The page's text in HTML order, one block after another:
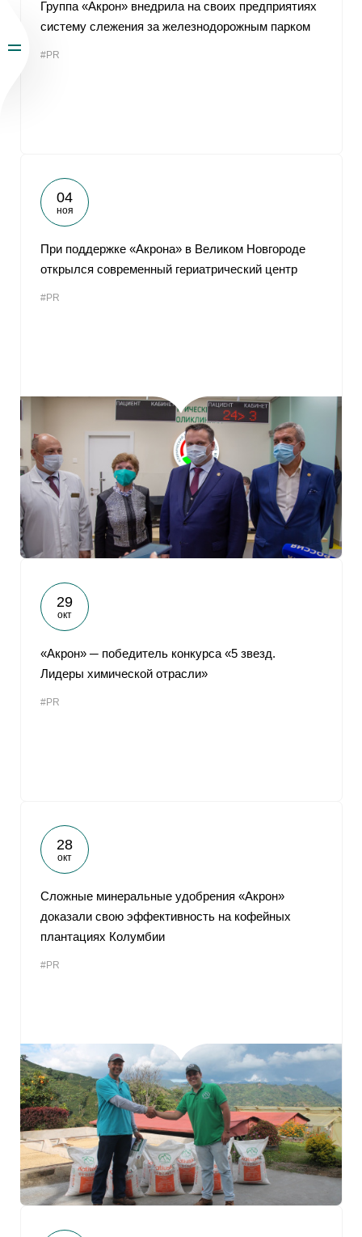
Группа «Акрон» внедрила на своих предприятиях
систему слежения за железнодорожным парком
#PR
04
ноя
При поддержке «Акрона» в Великом Новгороде
открылся современный гериатрический центр
#PR
29
окт
«Акрон» ─ победитель конкурса «5 звезд.
Лидеры химической отрасли»
#PR
28
окт
Сложные минеральные удобрения «Акрон»
доказали свою эффективность на кофейных
плантациях Колумбии
#PR